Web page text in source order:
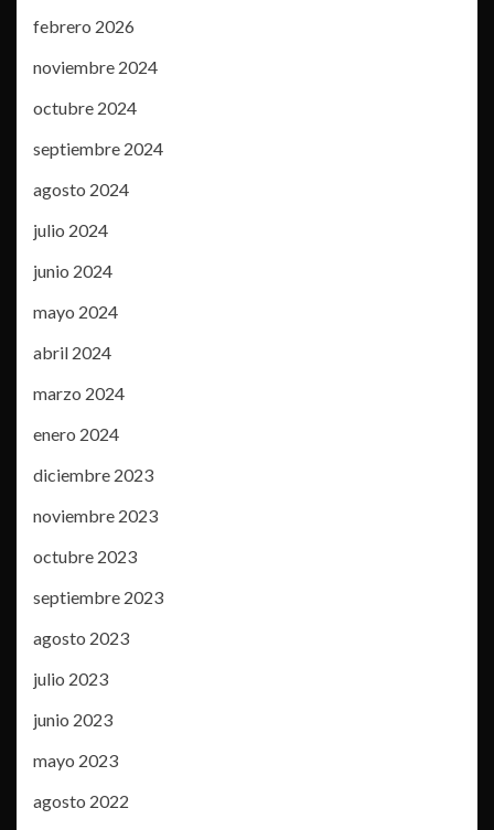
febrero 2026
noviembre 2024
octubre 2024
septiembre 2024
agosto 2024
julio 2024
junio 2024
mayo 2024
abril 2024
marzo 2024
enero 2024
diciembre 2023
noviembre 2023
octubre 2023
septiembre 2023
agosto 2023
julio 2023
junio 2023
mayo 2023
agosto 2022